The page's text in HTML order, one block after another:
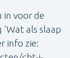
in voor de
als slaap
info zie: